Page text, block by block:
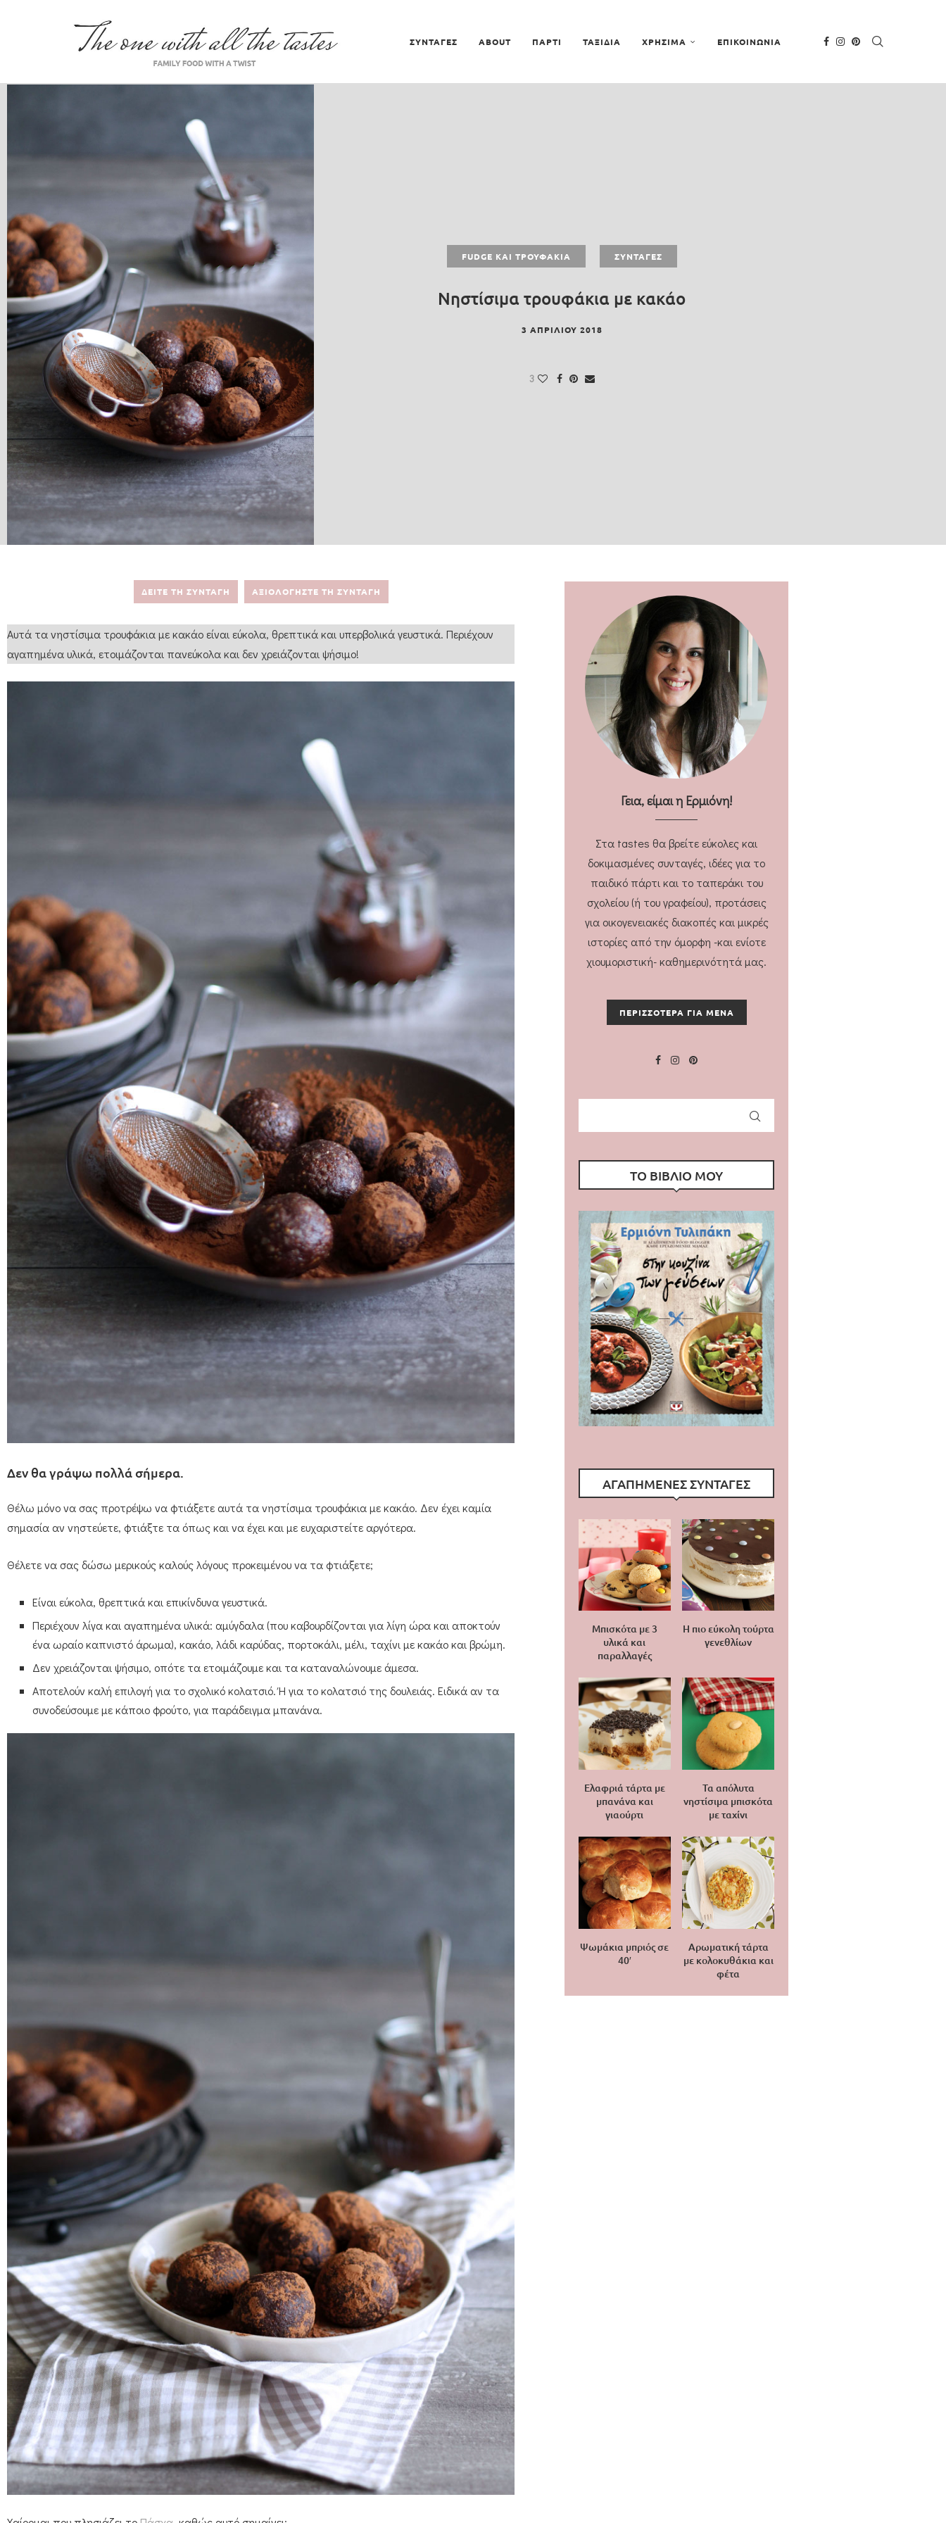
ΣΥΝΤΑΓΕΣ ABOUT ΠΑΡΤΙ ΤΑΞΙΔΙΑ ΧΡΗΣΙΜΑ ΕΠΙΚΟΙΝΩΝΙΑ
FUDGE ΚΑΙ ΤΡΟΥΦΆΚΙΑ ΣΥΝΤΑΓΈΣ
Νηστίσιμα τρουφάκια με κακάο
3 ΑΠΡΙΛΊΟΥ 2018
3
ΔΕΙΤΕ ΤΗ ΣΥΝΤΑΓΗ ΑΞΙΟΛΟΓΗΣΤΕ ΤΗ ΣΥΝΤΑΓΗ
Αυτά τα νηστίσιμα τρουφάκια με κακάο είναι εύκολα, θρεπτικά και υπερβολικά γευστικά. Περιέχουν
αγαπημένα υλικά, ετοιμάζονται πανεύκολα και δεν χρειάζονται ψήσιμο!
Δεν θα γράψω πολλά σήμερα.
Θέλω μόνο να σας προτρέψω να φτιάξετε αυτά τα νηστίσιμα τρουφάκια με κακάο. Δεν έχει καμία
σημασία αν νηστεύετε, φτιάξτε τα όπως και να έχει και με ευχαριστείτε αργότερα.
Θέλετε να σας δώσω μερικούς καλούς λόγους προκειμένου να τα φτιάξετε;
Είναι εύκολα, θρεπτικά και επικίνδυνα γευστικά.
Περιέχουν λίγα και αγαπημένα υλικά: αμύγδαλα (που καβουρδίζονται για λίγη ώρα και αποκτούν
ένα ωραίο καπνιστό άρωμα), κακάο, λάδι καρύδας, πορτοκάλι, μέλι, ταχίνι με κακάο και βρώμη.
Δεν χρειάζονται ψήσιμο, οπότε τα ετοιμάζουμε και τα καταναλώνουμε άμεσα.
Αποτελούν καλή επιλογή για το σχολικό κολατσιό. Ή για το κολατσιό της δουλειάς. Ειδικά αν τα
συνοδεύσουμε με κάποιο φρούτο, για παράδειγμα μπανάνα.
Γεια, είμαι η Ερμιόνη!
Στα tastes θα βρείτε εύκολες και
δοκιμασμένες συνταγές, ιδέες για το
παιδικό πάρτι και το ταπεράκι του
σχολείου (ή του γραφείου), προτάσεις
για οικογενειακές διακοπές και μικρές
ιστορίες από την όμορφη -και ενίοτε
χιουμοριστική- καθημερινότητά μας.
ΠΕΡΙΣΣΟΤΕΡΑ ΓΙΑ ΜΕΝΑ
ΤΟ ΒΙΒΛΙΟ ΜΟΥ
ΑΓΑΠΗΜΕΝΕΣ ΣΥΝΤΑΓΕΣ
Μπισκότα με 3
υλικά και
παραλλαγές
Η πιο εύκολη τούρτα
γενεθλίων
Ελαφριά τάρτα με
μπανάνα και
γιαούρτι
Τα απόλυτα
νηστίσιμα μπισκότα
με ταχίνι
Ψωμάκια μπριός σε
40′
Αρωματική τάρτα
με κολοκυθάκια και
φέτα